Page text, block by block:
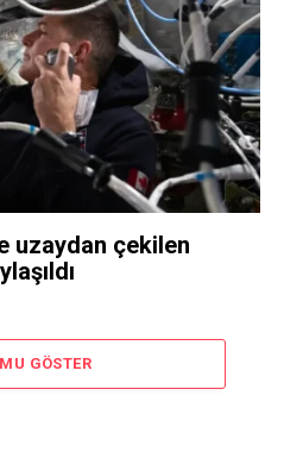
uzaydan çekilen
GÖSTER